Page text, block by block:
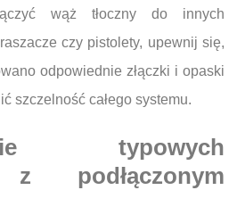
wąż tłoczny do innych
czy pistolety, upewnij się,
odpowiednie złączki i opaski
szczelność całego systemu.
typowych
z podłączonym